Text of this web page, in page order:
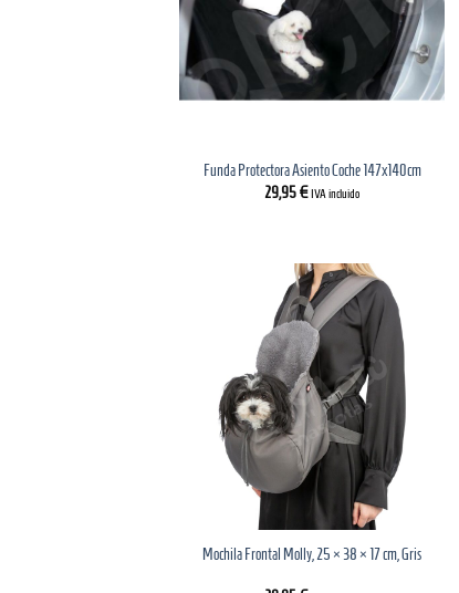
Funda Protectora Asiento Coche 147x140cm
29,95€ IVA incluido
Mochila Frontal Molly, 25 × 38 × 17 cm, Gris